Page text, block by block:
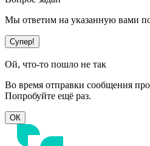
Мы ответим на указанную вами
Супер!
Ой, что-то пошло не так
Во время отправки сообщения
Попробуйте ещё раз.
ОК